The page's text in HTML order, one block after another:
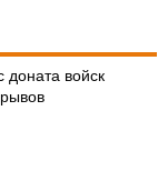
доната войск